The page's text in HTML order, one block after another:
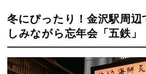
冬にぴったり！金沢駅周辺
しみながら忘年会「五鉄」